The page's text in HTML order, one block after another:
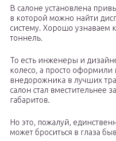
В салоне установлена
в которой можно найти
систему. Хорошо узнаваем
тоннель.
То есть инженеры и
колесо, а просто оформили
внедорожника в лучших
салон стал вместительнее
габаритов.
Но это, пожалуй,
может броситься в глаза